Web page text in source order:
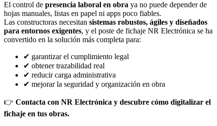
El control de presencia laboral en obra ya no puede depender de
hojas manuales, listas en papel ni apps poco fiables.
Las constructoras necesitan sistemas robustos, ágiles y diseñados
para entornos exigentes, y el poste de fichaje NR Electrónica se ha
convertido en la solución más completa para:
✔ garantizar el cumplimiento legal
✔ obtener trazabilidad real
✔ reducir carga administrativa
✔ mejorar la seguridad y organización en obra
👉 Contacta con NR Electrónica y descubre cómo digitalizar el
fichaje en tus obras.